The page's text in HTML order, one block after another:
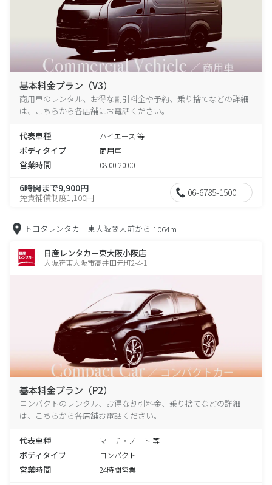
基本料金プラン（V3）
商用車のレンタル、お得な割引料金や予約、乗り捨てなどの詳細
は、こちらから各店舗にお電話ください。
代表車種 ハイエース 等
ボディタイプ 商用車
営業時間 08:00-20:00
6時間まで9,900円
免責補償制度1,100円 06-6785-1500
トヨタレンタカー東大阪商大前から 1064m
日産レンタカー東大阪小阪店
大阪府東大阪市高井田元町2-4-1
基本料金プラン（P2）
コンパクトのレンタル、お得な割引料金、乗り捨てなどの詳細
は、こちらから各店舗お電話ください。
代表車種 マーチ・ノート 等
ボディタイプ コンパクト
営業時間 24時間営業